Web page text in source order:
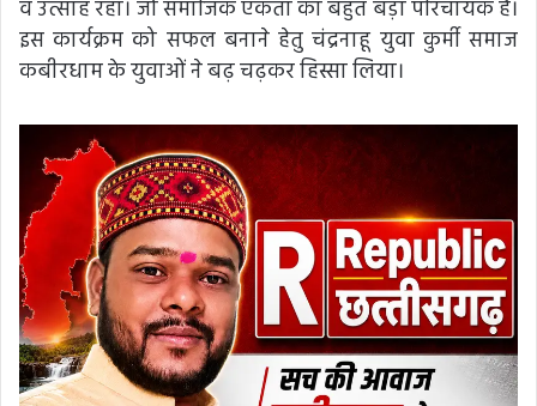
व उत्साह रहा। जो समाजिक एकता का बहुत बड़ा परिचायक है।
इस कार्यक्रम को सफल बनाने हेतु चंद्रनाहू युवा कुर्मी समाज
कबीरधाम के युवाओं ने बढ़ चढ़कर हिस्सा लिया।